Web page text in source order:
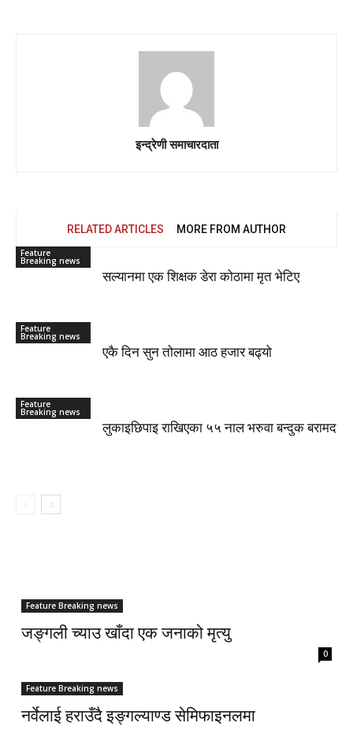
इन्द्रेणी समाचारदाता
RELATED ARTICLES MORE FROM AUTHOR
Feature
Breaking news
सल्यानमा एक शिक्षक डेरा कोठामा मृत भेटिए
Feature
Breaking news
एकै दिन सुन तोलामा आठ हजार बढ्यो
Feature
Breaking news
लुकाइछिपाइ राखिएका ५५ नाल भरुवा बन्दुक बरामद
Feature Breaking news
जङ्गली च्याउ खाँदा एक जनाको मृत्यु
0
Feature Breaking news
नर्वेलाई हराउँदै इङ्गल्याण्ड सेमिफाइनलमा